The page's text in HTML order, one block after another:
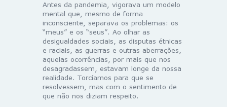
Antes da pandemia, vigorava um modelo
mental que, mesmo de forma
inconsciente, separava os problemas: os
“meus” e os “seus”. Ao olhar as
desigualdades sociais, as disputas étnicas
e raciais, as guerras e outras aberrações,
aquelas ocorrências, por mais que nos
desagradassem, estavam longe da nossa
realidade. Torcíamos para que se
resolvessem, mas com o sentimento de
que não nos diziam respeito.